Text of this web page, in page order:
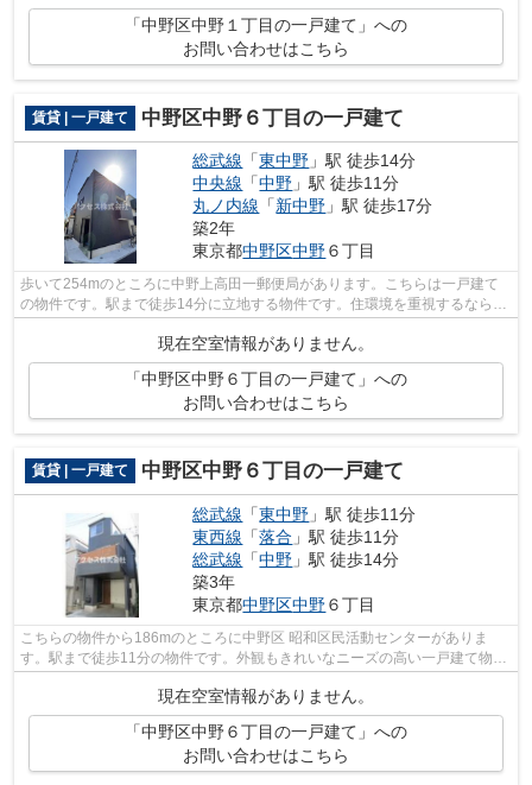
「中野区中野１丁目の一戸建て」への
お問い合わせはこちら
賃貸 | 一戸建て 中野区中野６丁目の一戸建て
総武線 「東中野 」駅 徒歩14分
中央線 「中野 」駅 徒歩11分
丸ノ内線 「新中野 」駅 徒歩17分
築2年
東京都中野区中野６丁目
歩いて254mのところに中野上高田一郵便局があります。こちらは一戸建て
の物件です。駅まで徒歩14分に立地する物件です。住環境を重視するならア
クセスの条件検索機能をお試し下さい。...
現在空室情報がありません。
「中野区中野６丁目の一戸建て」への
お問い合わせはこちら
賃貸 | 一戸建て 中野区中野６丁目の一戸建て
総武線 「東中野 」駅 徒歩11分
東西線 「落合 」駅 徒歩11分
総武線 「中野 」駅 徒歩14分
築3年
東京都中野区中野６丁目
こちらの物件から186mのところに中野区 昭和区民活動センターがありま
す。駅まで徒歩11分の物件です。外観もきれいなニーズの高い一戸建て物件
はこちらです。この物件は内観も綺麗で設...
現在空室情報がありません。
「中野区中野６丁目の一戸建て」への
お問い合わせはこちら